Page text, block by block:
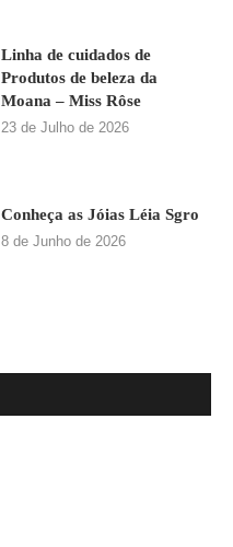
Linha de cuidados de
Produtos de beleza da
Moana – Miss Rôse
23 de Julho de 2026
Conheça as Jóias Léia Sgro
8 de Junho de 2026